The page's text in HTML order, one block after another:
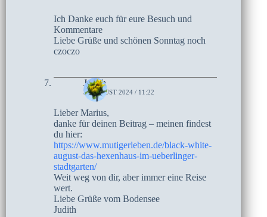
Ich Danke euch für eure Besuch und
Kommentare
Liebe Grüße und schönen Sonntag noch
czoczo
Judith
3. AUGUST 2024 / 11:22
Lieber Marius,
danke für deinen Beitrag – meinen findest
du hier:
https://www.mutigerleben.de/black-white-
august-das-hexenhaus-im-ueberlinger-
stadtgarten/
Weit weg von dir, aber immer eine Reise
wert.
Liebe Grüße vom Bodensee
Judith